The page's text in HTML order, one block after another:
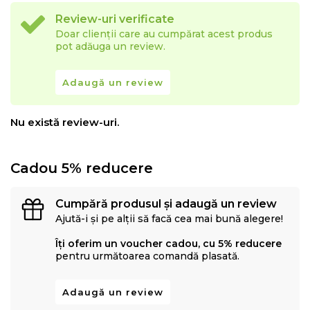
Review-uri verificate
Doar clienții care au cumpărat acest produs
pot adăuga un review.
Adaugă un review
Nu există review-uri.
Cadou 5% reducere
Cumpără produsul și adaugă un review
Ajută-i și pe alții să facă cea mai bună alegere!
Îți oferim un voucher cadou, cu 5% reducere
pentru următoarea comandă plasată.
Adaugă un review